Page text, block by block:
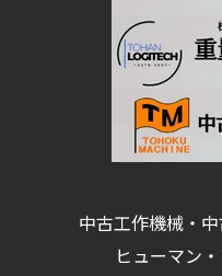
中古工作機械・
ヒューマン